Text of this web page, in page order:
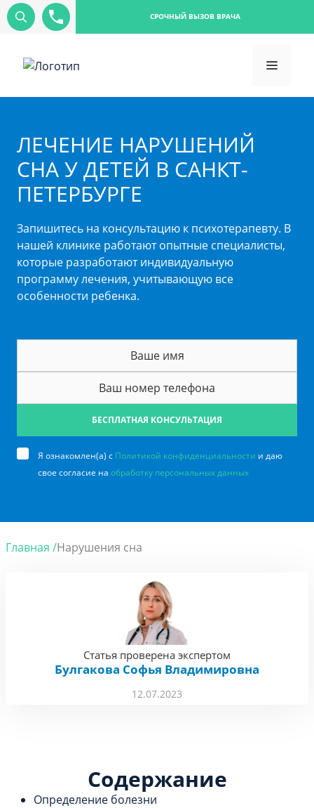
СРОЧНЫЙ ВЫЗОВ ВРАЧА
ЛЕЧЕНИЕ НАРУШЕНИЙ
СНА У ДЕТЕЙ В САНКТ-
ПЕТЕРБУРГЕ
Запишитесь на консультацию к психотерапевту. В
нашей клинике работают опытные специалисты,
которые разработают индивидуальную
программу лечения, учитывающую все
особенности ребенка.
БЕСПЛАТНАЯ КОНСУЛЬТАЦИЯ
Я ознакомлен(а) с Политикой конфиденциальности и даю
свое согласие на обработку персональных данных
Главная /Нарушения сна
12.07.2023
Статья проверена экспертом
Булгакова Софья Владимировна
Содержание
Определение болезни